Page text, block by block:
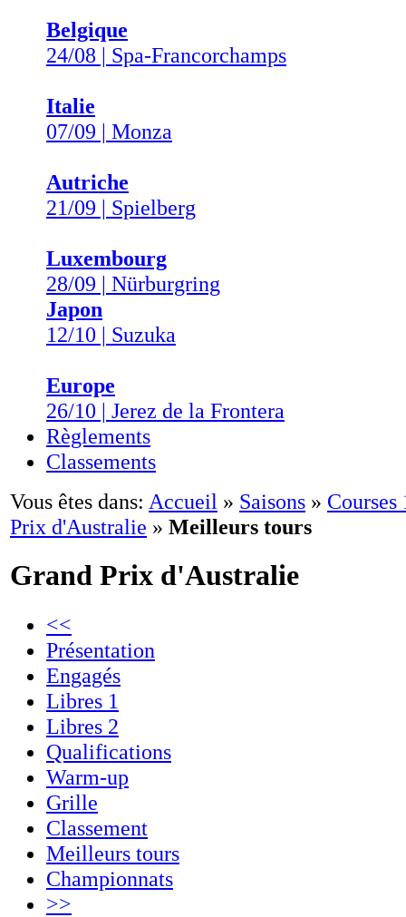
Belgique
24/08 | Spa-Francorchamps
Italie
07/09 | Monza
Autriche
21/09 | Spielberg
Luxembourg
28/09 | Nürburgring
Japon
12/10 | Suzuka
Europe
26/10 | Jerez de la Frontera
Règlements
Classements
Vous êtes dans: Accueil » Saisons » Courses
Prix d'Australie » Meilleurs tours
Grand Prix d'Australie
<<
Présentation
Engagés
Libres 1
Libres 2
Qualifications
Warm-up
Grille
Classement
Meilleurs tours
Championnats
>>